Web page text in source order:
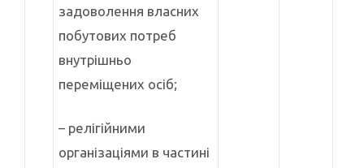
задоволення власних
побутових потреб
внутрішньо
переміщених осіб;
– релігійними
організаціями в частині